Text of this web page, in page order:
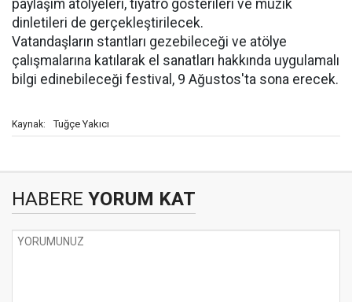
paylaşım atölyeleri, tiyatro gösterileri ve müzik
dinletileri de gerçekleştirilecek.
Vatandaşların stantları gezebileceği ve atölye
çalışmalarına katılarak el sanatları hakkında uygulamalı
bilgi edinebileceği festival, 9 Ağustos'ta sona erecek.
Kaynak: Tuğçe Yakıcı
HABERE YORUM KAT